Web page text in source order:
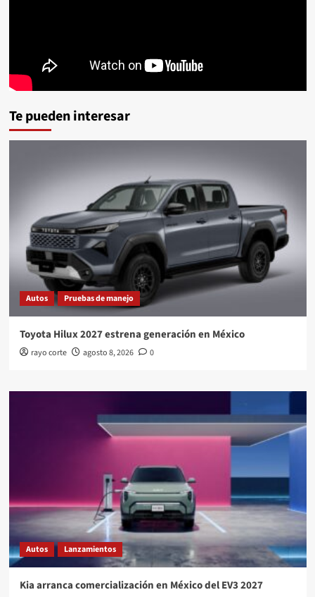
Te pueden interesar
Autos Pruebas de manejo
Toyota Hilux 2027 estrena generación en México
rayo corte agosto 8, 2026 0
Autos Lanzamientos
Kia arranca comercialización en México del EV3 2027